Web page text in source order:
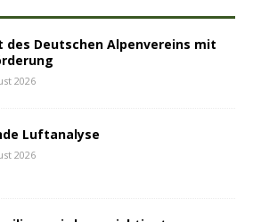
des Deutschen Alpenvereins mit
2026
Luftanalyse
2026